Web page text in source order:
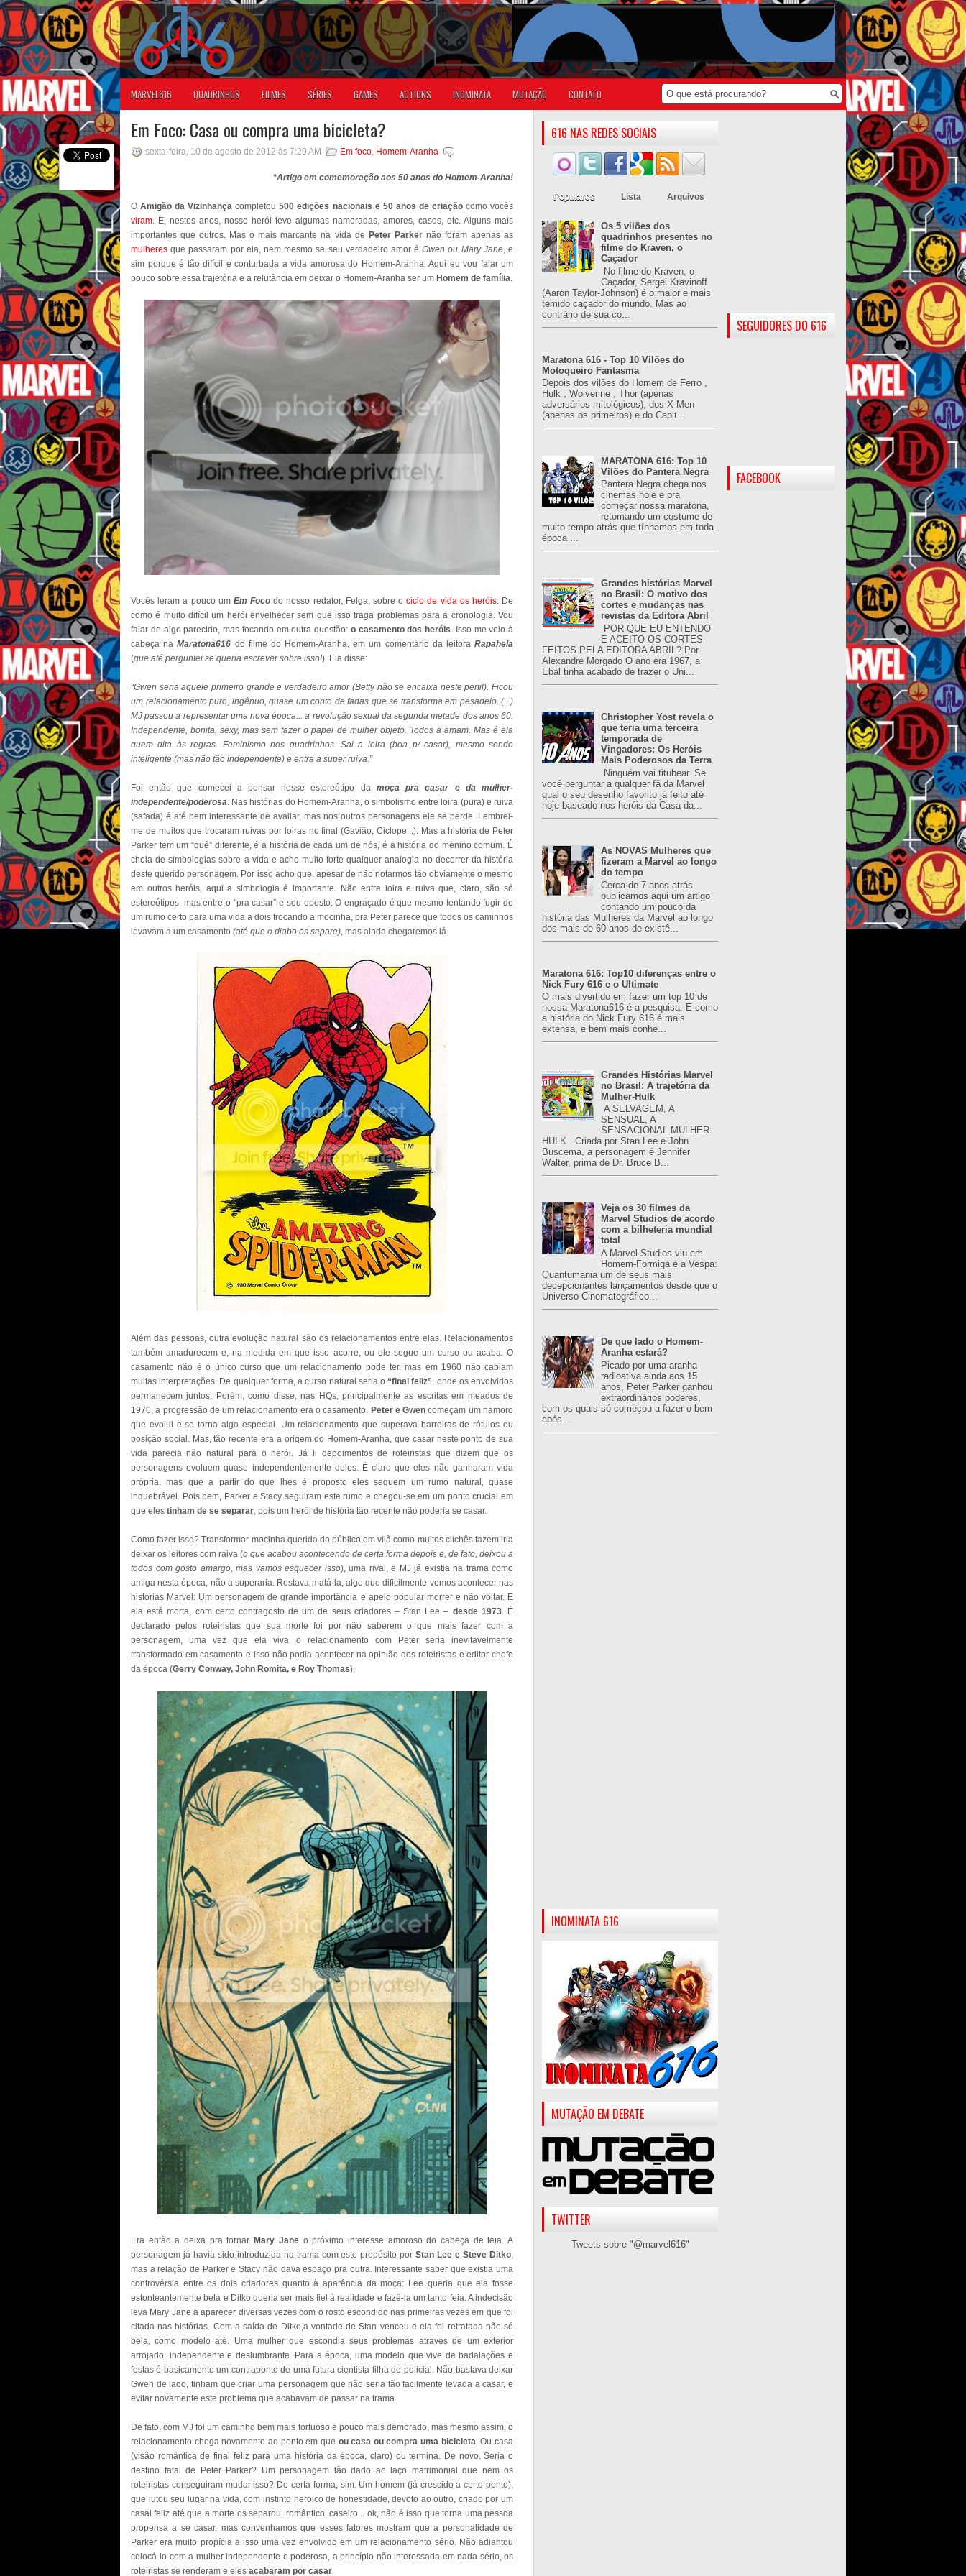
MARVEL616 QUADRINHOS FILMES SÉRIES GAMES ACTIONS INOMINATA MUTAÇÃO CONTATO
Em Foco: Casa ou compra uma bicicleta?
sexta-feira, 10 de agosto de 2012 às 7:29 AM Em foco, Homem-Aranha
*Artigo em comemoração aos 50 anos do Homem-Aranha!
O Amigão da Vizinhança completou500 edições nacionais e 50 anos de criaçãocomo vocês
viram. E, nestes anos, nosso herói teve algumas namoradas, amores, casos, etc. Alguns mais
importantes que outros. Mas o mais marcante na vida de Peter Parkernão foram apenas as
mulheres que passaram por ela, nem mesmo se seu verdadeiro amor é Gwen ou Mary Jane, e
sim porque é tão difícil e conturbada a vida amorosa do Homem-Aranha. Aqui eu vou falar um
pouco sobre essa trajetória e a relutância em deixar o Homem-Aranha ser um Homem de família.
Vocês leram a pouco um Em Foco do nosso redator, Felga, sobre ociclo de vida os heróis. De
como é muito difícil um herói envelhecer sem que isso traga problemas para a cronologia. Vou
falar de algo parecido, mas focando em outra questão: o casamento dos heróis. Isso me veio à
cabeça naMaratona616 do filme do Homem-Aranha, em um comentário da leitoraRapahela
(que até perguntei se queria escrever sobre isso!). Ela disse:
“Gwen seria aquele primeiro grande e verdadeiro amor (Betty não se encaixa neste perfil). Ficou
um relacionamento puro, ingênuo, quase um conto de fadas que se transforma em pesadelo. (...)
MJ passou a representar uma nova época... a revolução sexual da segunda metade dos anos 60.
Independente, bonita, sexy, mas sem fazer o papel de mulher objeto. Todos a amam. Mas é ela
quem dita às regras. Feminismo nos quadrinhos. Sai a loira (boa p/ casar), mesmo sendo
inteligente (mas não tão independente) e entra a super ruiva.”
Foi então que comecei a pensar nesse estereótipo da moça pra casar e da mulher-
independente/poderosa. Nas histórias do Homem-Aranha, o simbolismo entre loira (pura) e ruiva
(safada) é até bem interessante de avaliar, mas nos outros personagens ele se perde. Lembrei-
me de muitos que trocaram ruivas por loiras no final (Gavião, Ciclope...). Mas a história de Peter
Parker tem um “quê” diferente, é a história de cada um de nós, é a história do menino comum. É
cheia de simbologias sobre a vida e acho muito forte qualquer analogia no decorrer da história
deste querido personagem. Por isso acho que, apesar de não notarmos tão obviamente o mesmo
em outros heróis, aqui a simbologia é importante. Não entre loira e ruiva que, claro, são só
estereótipos, mas entre o "pra casar” e seu oposto. O engraçado é que mesmo tentando fugir de
um rumo certo para uma vida a dois trocando a mocinha, pra Peter parece que todos os caminhos
levavam a um casamento (até que o diabo os separe), mas ainda chegaremos lá.
Além das pessoas, outra evolução natural são os relacionamentos entre elas. Relacionamentos
também amadurecem e, na medida em que isso acorre, ou ele segue um curso ou acaba. O
casamento não é o único curso que um relacionamento pode ter, mas em 1960 não cabiam
muitas interpretações. De qualquer forma, a curso natural seria o “final feliz”, onde os envolvidos
permanecem juntos. Porém, como disse, nas HQs, principalmente as escritas em meados de
1970, a progressão de um relacionamento era o casamento. Peter e Gwen começam um namoro
que evolui e se torna algo especial. Um relacionamento que superava barreiras de rótulos ou
posição social. Mas, tão recente era a origem do Homem-Aranha, que casar neste ponto de sua
vida parecia não natural para o herói. Já li depoimentos de roteiristas que dizem que os
personagens evoluem quase independentemente deles. É claro que eles não ganharam vida
própria, mas que a partir do que lhes é proposto eles seguem um rumo natural, quase
inquebrável. Pois bem, Parker e Stacy seguiram este rumo e chegou-se em um ponto crucial em
que eles tinham de se separar, pois um herói de história tão recente não poderia se casar.
Como fazer isso? Transformar mocinha querida do público em vilã como muitos clichês fazem iria
deixar os leitores com raiva (o que acabou acontecendo de certa forma depois e, de fato, deixou a
todos com gosto amargo, mas vamos esquecer isso), uma rival, e MJ já existia na trama como
amiga nesta época, não a superaria. Restava matá-la, algo que dificilmente vemos acontecer nas
histórias Marvel: Um personagem de grande importância e apelo popular morrer e não voltar. E
ela está morta, com certo contragosto de um de seus criadores – Stan Lee – desde 1973. É
declarado pelos roteiristas que sua morte foi por não saberem o que mais fazer com a
personagem, uma vez que ela viva o relacionamento com Peter seria inevitavelmente
transformado em casamento e isso não podia acontecer na opinião dos roteiristas e editor chefe
da época (Gerry Conway, John Romita, e Roy Thomas).
Era então a deixa pra tornar Mary Jane o próximo interesse amoroso do cabeça de teia. A
personagem já havia sido introduzida na trama com este propósito porStan Lee e Steve Ditko,
mas a relação de Parker e Stacy não dava espaço pra outra. Interessante saber que existia uma
controvérsia entre os dois criadores quanto à aparência da moça: Lee queria que ela fosse
estonteantemente bela e Ditko queria ser mais fiel à realidade e fazê-la um tanto feia. A indecisão
leva Mary Jane a aparecer diversas vezes com o rosto escondido nas primeiras vezes em que foi
citada nas histórias. Com a saída de Ditko,a vontade de Stan venceu e ela foi retratada não só
bela, como modelo até. Uma mulher que escondia seus problemas através de um exterior
arrojado, independente e deslumbrante. Para a época, uma modelo que vive de badalações e
festas é basicamente um contraponto de uma futura cientista filha de policial. Não bastava deixar
Gwen de lado, tinham que criar uma personagem que não seria tão facilmente levada a casar, e
evitar novamente este problema que acabavam de passar na trama.
De fato, com MJ foi um caminho bem mais tortuoso e pouco mais demorado, mas mesmo assim, o
relacionamento chega novamente ao ponto em que ou casa ou compra uma bicicleta. Ou casa
(visão romântica de final feliz para uma história da época, claro) ou termina. De novo. Seria o
destino fatal de Peter Parker? Um personagem tão dado ao laço matrimonial que nem os
roteiristas conseguiram mudar isso? De certa forma, sim. Um homem (já crescido a certo ponto),
que lutou seu lugar na vida, com instinto heroico de honestidade, devoto ao outro, criado por um
casal feliz até que a morte os separou, romântico, caseiro... ok, não é isso que torna uma pessoa
propensa a se casar, mas convenhamos que esses fatores mostram que a personalidade de
Parker era muito propícia a isso uma vez envolvido em um relacionamento sério. Não adiantou
colocá-lo com a mulher independente e poderosa, a princípio não interessada em nada sério, os
roteiristas se renderam e eles acabaram por casar.
616 NAS REDES SOCIAIS
Populares Lista Arquivos
Os 5 vilões dos
quadrinhos presentes no
filme do Kraven, o
Caçador
No filme do Kraven, o
Caçador, Sergei Kravinoff
(Aaron Taylor-Johnson) é o maior e mais
temido caçador do mundo. Mas ao
contrário de sua co...
Maratona 616 - Top 10 Vilões do
Motoqueiro Fantasma
Depois dos vilões do Homem de Ferro ,
Hulk , Wolverine , Thor (apenas
adversários mitológicos), dos X-Men
(apenas os primeiros) e do Capit...
MARATONA 616: Top 10
Vilões do Pantera Negra
Pantera Negra chega nos
cinemas hoje e pra
começar nossa maratona,
retomando um costume de
muito tempo atrás que tínhamos em toda
época ...
Grandes histórias Marvel
no Brasil: O motivo dos
cortes e mudanças nas
revistas da Editora Abril
POR QUE EU ENTENDO
E ACEITO OS CORTES
FEITOS PELA EDITORA ABRIL? Por
Alexandre Morgado O ano era 1967, a
Ebal tinha acabado de trazer o Uni...
Christopher Yost revela o
que teria uma terceira
temporada de
Vingadores: Os Heróis
Mais Poderosos da Terra
Ninguém vai titubear. Se
você perguntar a qualquer fã da Marvel
qual o seu desenho favorito já feito até
hoje baseado nos heróis da Casa da...
As NOVAS Mulheres que
fizeram a Marvel ao longo
do tempo
Cerca de 7 anos atrás
publicamos aqui um artigo
contando um pouco da
história das Mulheres da Marvel ao longo
dos mais de 60 anos de existê...
Maratona 616: Top10 diferenças entre o
Nick Fury 616 e o Ultimate
O mais divertido em fazer um top 10 de
nossa Maratona616 é a pesquisa. E como
a história do Nick Fury 616 é mais
extensa, e bem mais conhe...
Grandes Histórias Marvel
no Brasil: A trajetória da
Mulher-Hulk
A SELVAGEM, A
SENSUAL, A
SENSACIONAL MULHER-
HULK . Criada por Stan Lee e John
Buscema, a personagem é Jennifer
Walter, prima de Dr. Bruce B...
Veja os 30 filmes da
Marvel Studios de acordo
com a bilheteria mundial
total
A Marvel Studios viu em
Homem-Formiga e a Vespa:
Quantumania um de seus mais
decepcionantes lançamentos desde que o
Universo Cinematográfico...
De que lado o Homem-
Aranha estará?
Picado por uma aranha
radioativa ainda aos 15
anos, Peter Parker ganhou
extraordinários poderes,
com os quais só começou a fazer o bem
após...
INOMINATA 616
MUTAÇÃO EM DEBATE
TWITTER
Tweets sobre "@marvel616"
SEGUIDORES DO 616
FACEBOOK